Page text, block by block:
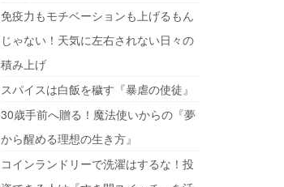
免疫力もモチベーションも上げるもん
じゃない！天気に左右されない日々の
積み上げ
スパイスは白飯を穢す『暴虐の使徒』
30歳手前へ贈る！魔法使いからの『夢
から醒める理想の生き方』
コインランドリーで洗濯はするな！投